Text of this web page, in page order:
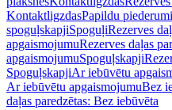
KontaktligzdasPapildu piederumi
spoguļskapjiSpoguļiRezerves
apgaismojumuRezerves daļas
apgaismojumuSpoguļskapji
SpoguļskapjiAr iebūvētu
Ar iebūvētu apgaismojumuBez
daļas paredzētas: Bez iebūvēta